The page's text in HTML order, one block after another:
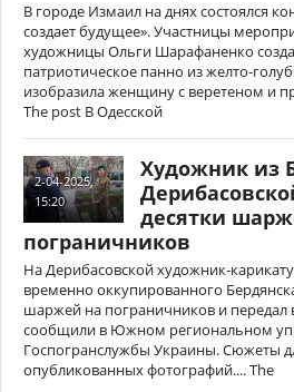
В городе Измаил на днях состоялся
создает будущее». Участницы
художницы Ольги Шарафаненко
патриотическое панно из желто-
изобразила женщину с веретеном и
The post В Одесской
2-04-2025,
15:20
Художник из
десятки
пограничников
На Дерибасовской художник-
временно оккупированного
шаржей на пограничников и передал
сообщили в Южном региональном
Госпогранслужбы Украины. Сюжеты
опубликованных фотографий.... The